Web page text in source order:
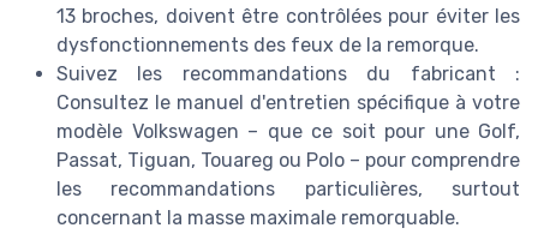
13 broches, doivent être contrôlées pour éviter les
dysfonctionnements des feux de la remorque.
Suivez les recommandations du fabricant :
Consultez le manuel d'entretien spécifique à votre
modèle Volkswagen – que ce soit pour une Golf,
Passat, Tiguan, Touareg ou Polo – pour comprendre
les recommandations particulières, surtout
concernant la masse maximale remorquable.